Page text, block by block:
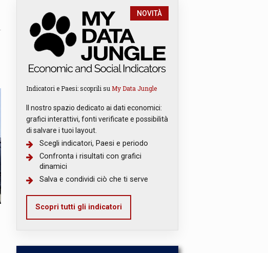
NOVITÀ
Indicatori e Paesi: scoprili su My Data Jungle
Il nostro spazio dedicato ai dati economici:
grafici interattivi, fonti verificate e possibilità
di salvare i tuoi layout.
Scegli indicatori, Paesi e periodo
Confronta i risultati con grafici
dinamici
Salva e condividi ciò che ti serve
Scopri tutti gli indicatori